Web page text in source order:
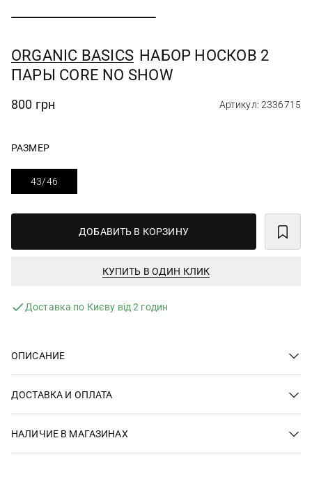
ORGANIC BASICS НАБОР НОСКОВ 2
ПАРЫ CORE NO SHOW
800 грн Артикул: 2336715
РАЗМЕР
43/46
ДОБАВИТЬ В КОРЗИНУ
КУПИТЬ В ОДИН КЛИК
Доставка по Києву від 2 годин
ОПИСАНИЕ
ДОСТАВКА И ОПЛАТА
НАЛИЧИЕ В МАГАЗИНАХ